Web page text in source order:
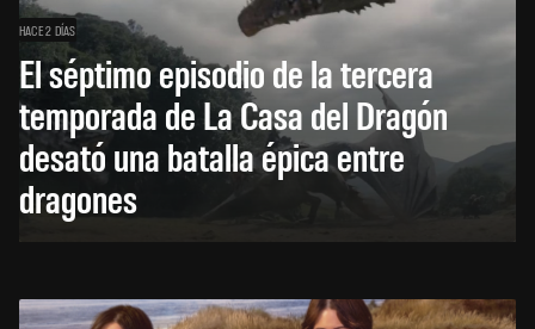
HACE 2 DÍAS
El séptimo episodio de la tercera
temporada de La Casa del Dragón
desató una batalla épica entre
dragones